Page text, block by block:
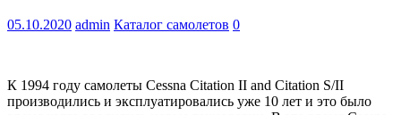
05.10.2020 admin Каталог самолетов 0
К 1994 году самолеты Cessna Citation II and Citation S/II
производились и эксплуатировались уже 10 лет и это было